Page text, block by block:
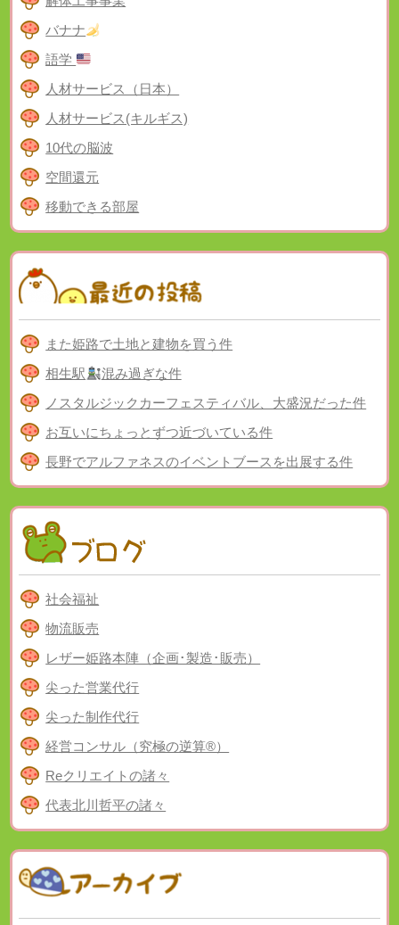
バナナ
語学
人材サービス（日本）
人材サービス(キルギス)
10代の脳波
空間還元
移動できる部屋
また姫路で土地と建物を買う件
相生駅
混み過ぎな件
ノスタルジックカーフェスティバル、大盛況だった件
お互いにちょっとずつ近づいている件
長野でアルファネスのイベントブースを出展する件
社会福祉
物流販売
レザー姫路本陣（企画･製造･販売）
尖った営業代行
尖った制作代行
経営コンサル（究極の逆算®）
Reクリエイトの諸々
代表北川哲平の諸々